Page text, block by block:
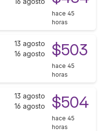
hace 45
horas
13 agosto
16 agosto
$503
hace 45
horas
13 agosto
16 agosto
$504
hace 45
horas